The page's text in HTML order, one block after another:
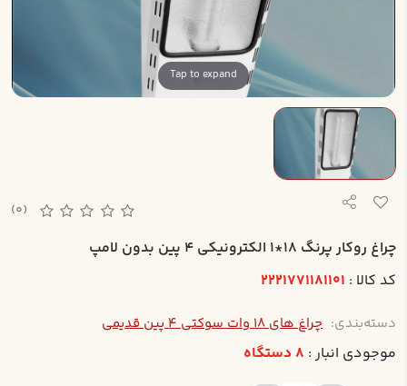
Tap to expand
(0)
چراغ روکار پرنگ 18*1 الکترونيکي 4 پين بدون لامپ
کد کالا : 2221771181101
دسته‌بندی: چراغ های 18 وات سوکتی 4 پین قدیمی
موجودی انبار : 8 دستگاه